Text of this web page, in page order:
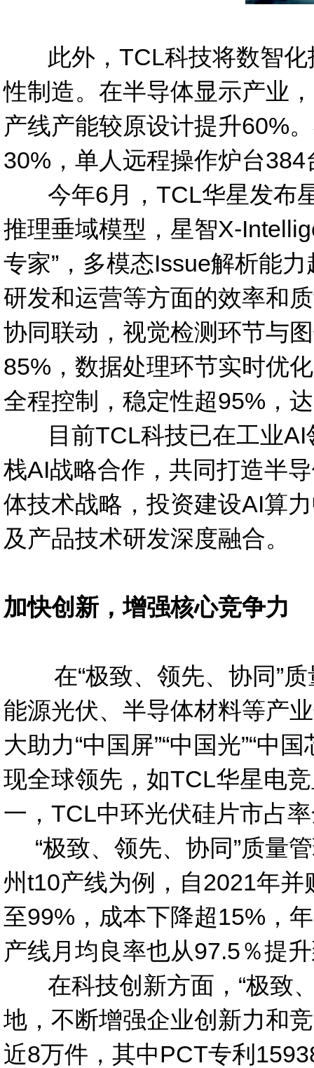
此外，TCL科技将数智化
性制造。在半导体显示产业
产线产能较原设计提升60%
30%，单人远程操作炉台
今年6月，TCL华星发布星
推理垂域模型，星智X-
专家”，多模态Issue解析能
研发和运营等方面的效率和
协同联动，视觉检测环节与
85%，数据处理环节实时优
全程控制，稳定性超95%，
目前TCL科技已在工业AI
栈AI战略合作，共同打造半
体技术战略，投资建设AI算
及产品技术研发深度融合。
加快创新，增强核心竞争力
在“极致、领先、协同”质
能源光伏、半导体材料等产
大助力“中国屏”“中国光”“中
现全球领先，如TCL华星电
一，TCL中环光伏硅片市占
“极致、领先、协同”质量
州t10产线为例，自2021年
至99%，成本下降超15%，
产线月均良率也从97.5％提
在科技创新方面，“极致、
地，不断增强企业创新力和
近8万件，其中PCT专利